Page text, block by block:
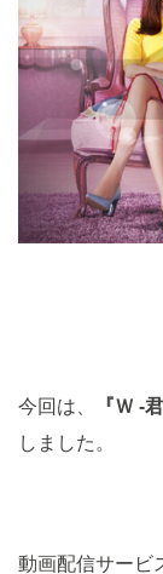
今回は、 『Ｗ -
しました。
動画配信サービ